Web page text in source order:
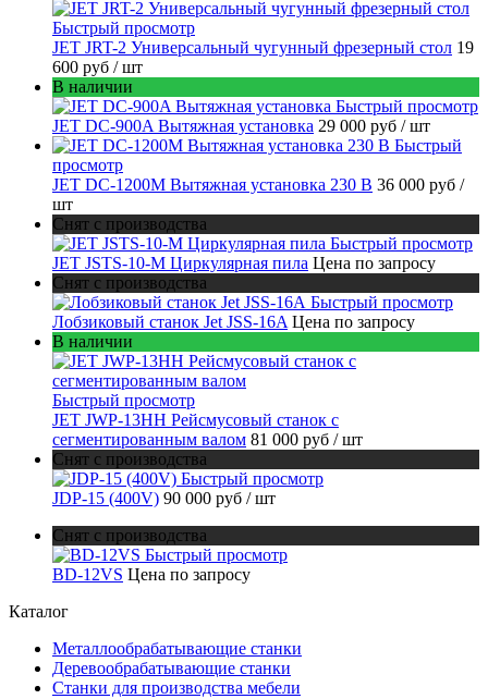
Быстрый просмотр
JET JRT-2 Универсальный чугунный фрезерный стол 19
600 руб / шт
В наличии
Быстрый просмотр
JET DC-900A Вытяжная установка 29 000 руб / шт
Быстрый
просмотр
JET DC-1200M Вытяжная установка 230 В 36 000 руб /
шт
Снят с производства
Быстрый просмотр
JET JSTS-10-M Циркулярная пила Цена по запросу
Снят с производства
Быстрый просмотр
Лобзиковый станок Jet JSS-16A Цена по запросу
В наличии
Быстрый просмотр
JET JWP-13HH Рейсмусовый станок с
сегментированным валом 81 000 руб / шт
Снят с производства
Быстрый просмотр
JDP-15 (400V) 90 000 руб / шт
Снят с производства
Быстрый просмотр
BD-12VS Цена по запросу
Каталог
Металлообрабатывающие станки
Деревообрабатывающие станки
Станки для производства мебели